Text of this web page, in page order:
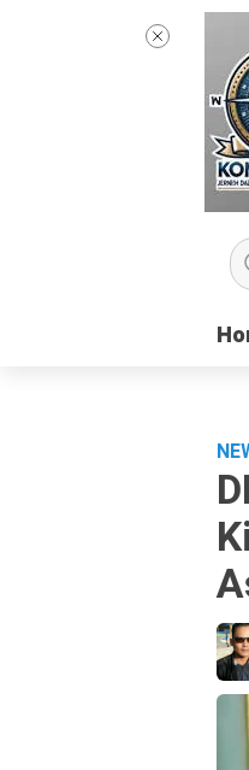
Jurnalisme Bersama Sang